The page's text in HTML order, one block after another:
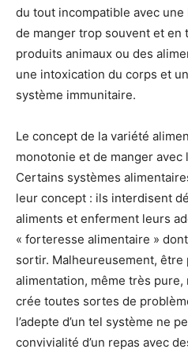
du tout incompatible avec une
de manger trop souvent et en
produits animaux ou des
une intoxication du corps et
système immunitaire.
Le concept de la variété
monotonie et de manger
Certains systèmes
leur concept : ils interdisent
aliments et enferment leurs
« forteresse alimentaire »
sortir. Malheureusement, être
alimentation, même très
crée toutes sortes de
l’adepte d’un tel système ne
convivialité d’un repas avec